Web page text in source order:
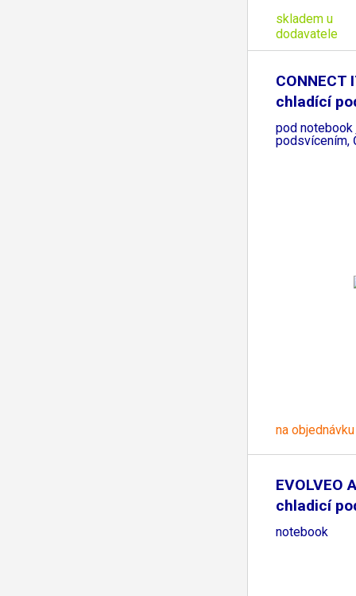
skladem u
dodavatele
CONNECT
chladící
pod
podsvícením,
na objednávku
EVOLVEO
chladicí
notebook